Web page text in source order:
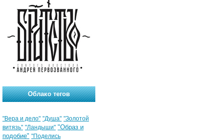
Облако тегов
"Вера и дело" "Душа" "Золотой
витязь" "Ландыши" "Образ и
подобие" "Поделись